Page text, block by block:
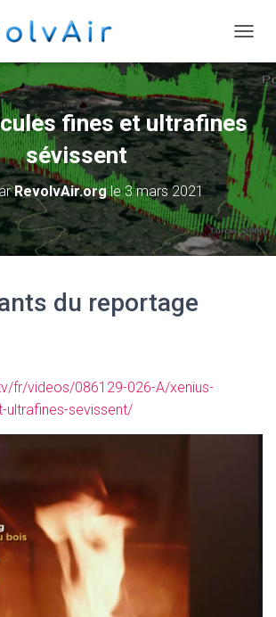
fines et ultrafines
sévissent
RevolvAir.orgle3 mars 2021
du reportage
fr/videos/086129-026-A/xenius-
ultrafines-sevissent/